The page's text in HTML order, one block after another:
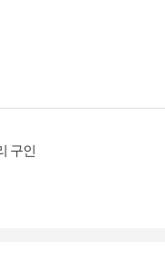
구인